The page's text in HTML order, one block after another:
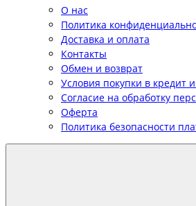
О нас
Политика
Доставка и оплата
Контакты
Обмен и возврат
Условия покупки в кредит
Согласие на обработку
Оферта
Политика безопасности